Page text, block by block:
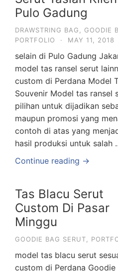
Pulo Gadung
DRAWSTRING BAG GOODIE
PORTFOLIO
· MAY 11, 2018
selain di Pulo Gadung
model tas ransel serut
custom di Perdana Model
Souvenir Model tas ransel
pilihan untuk dijadikan
maupun promosi yang
contoh di atas yang
hasil produksi untuk salah
Continue reading →
Tas Blacu Serut
Custom Di Pasar
Minggu
GOODIE BAG SERUT
model tas blacu serut
custom di Perdana Goodie